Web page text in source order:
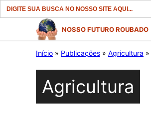
Search
for:
conteúdo
NOSSO FUTURO ROUBADO
Início » Publicações » Agricultura »
Agricultura